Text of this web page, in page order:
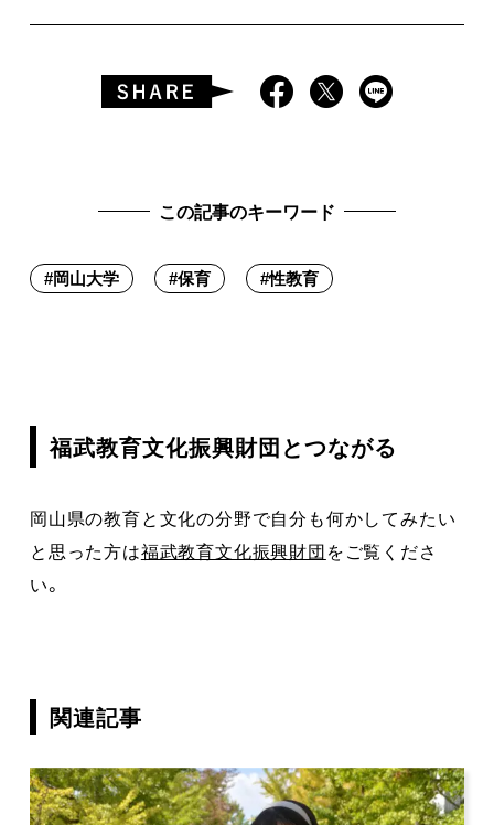
この記事のキーワード
#岡山大学 #保育 #性教育
福武教育文化振興財団とつながる
岡山県の教育と文化の分野で自分も何かしてみたい
と思った方は福武教育文化振興財団をご覧くださ
い。
関連記事